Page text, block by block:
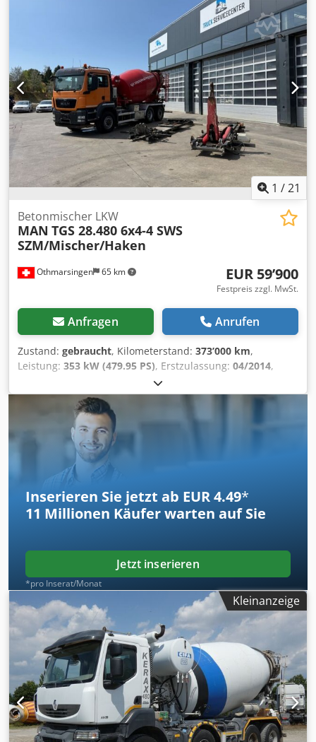
2003, Kilometerstand 459565, EURO3-Norm, ausgestattet
mit einem CIFA RY1300-Betonmischer mit hydraulischem
Antrieb. Crodpfxozqtfre Ap Ief
1 /21
Othmarsingen 65 km
Betonmischer LKW
MAN TGS 28.480 6x4-4 SWS
SZM/Mischer/Haken
EUR 59’900
Festpreis zzgl. MwSt.
Anfragen Anrufen
Zustand: gebraucht, Kilometerstand: 373’000 km,
Leistung: 353 kW (479.95 PS), Erstzulassung: 04/2014,
, Gesamtgewicht:
Retarder, Getriebetyp:mechanisch, Emissionsklasse:
, Ausstattung:Rußfilter
&amp, Lenkachase- Hydrodrive-
Schnellwechselsystem&nbsp,- Mischer Stetter 7m3- Haken
Nencki 21T- Sattelkupplung mit HydraulikFederung: Blatt-
Luft Crjdpfozm Enwjx Ap Ijf
Inserieren Sie jetzt ab EUR 4.49*
11 Millionen Käufer warten auf Sie
Jetzt inserieren
*pro Inserat/Monat
Kleinanzeige